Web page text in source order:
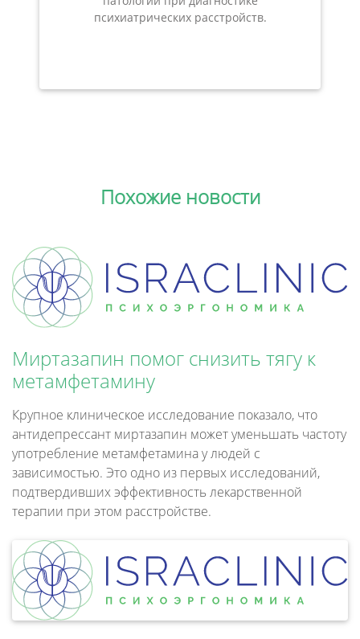
психиатрических расстройств.
Похожие новости
Миртазапин помог снизить тягу к
метамфетамину
Крупное клиническое исследование показало, что
антидепрессант миртазапин может уменьшать частоту
употребление метамфетамина у людей с
зависимостью. Это одно из первых исследований,
подтвердивших эффективность лекарственной
терапии при этом расстройстве.